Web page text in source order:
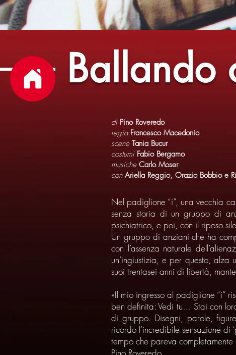
Ballando
di Pino Roveredo
regia Francesco Macedonio
scene Tania Bucur
costumi Fabio Bergamo
musiche Carlo Moser
con Ariella Reggio, Orazio Bobbio e
Nel padiglione “i”, una vecchia
senza storia di un gruppo di
psichiatrico, e poi, con il riposo
Un gruppo di anziani che ha
con l’assenza naturale
un’ingiustizia, e per questo,
suoi trentasei anni di libertà,
«Il mio ingresso al padiglione “i”
ben definita: Vedi tu… Stai con
di gruppo. Disegni, parole,
ricordo l’incredibile sensazione di
tempo che pareva